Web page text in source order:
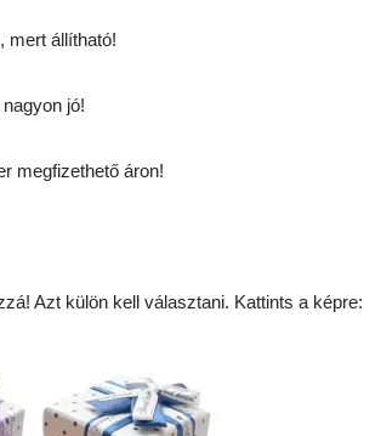
mert állítható!
jó!
megfizethető áron!
Azt külön kell választani. Kattints a képre: